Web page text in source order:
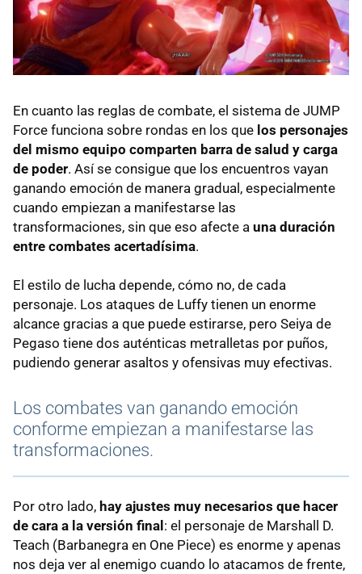
En cuanto las reglas de combate, el sistema de JUMP
Force funciona sobre rondas en los que los personajes
del mismo equipo comparten barra de salud y carga
de poder. Así se consigue que los encuentros vayan
ganando emoción de manera gradual, especialmente
cuando empiezan a manifestarse las
transformaciones, sin que eso afecte a una duración
entre combates acertadísima.
El estilo de lucha depende, cómo no, de cada
personaje. Los ataques de Luffy tienen un enorme
alcance gracias a que puede estirarse, pero Seiya de
Pegaso tiene dos auténticas metralletas por puños,
pudiendo generar asaltos y ofensivas muy efectivas.
Los combates van ganando emoción
conforme empiezan a manifestarse las
transformaciones.
Por otro lado, hay ajustes muy necesarios que hacer
de cara a la versión final : el personaje de Marshall D.
Teach (Barbanegra en One Piece) es enorme y apenas
nos deja ver al enemigo cuando lo atacamos de frente,